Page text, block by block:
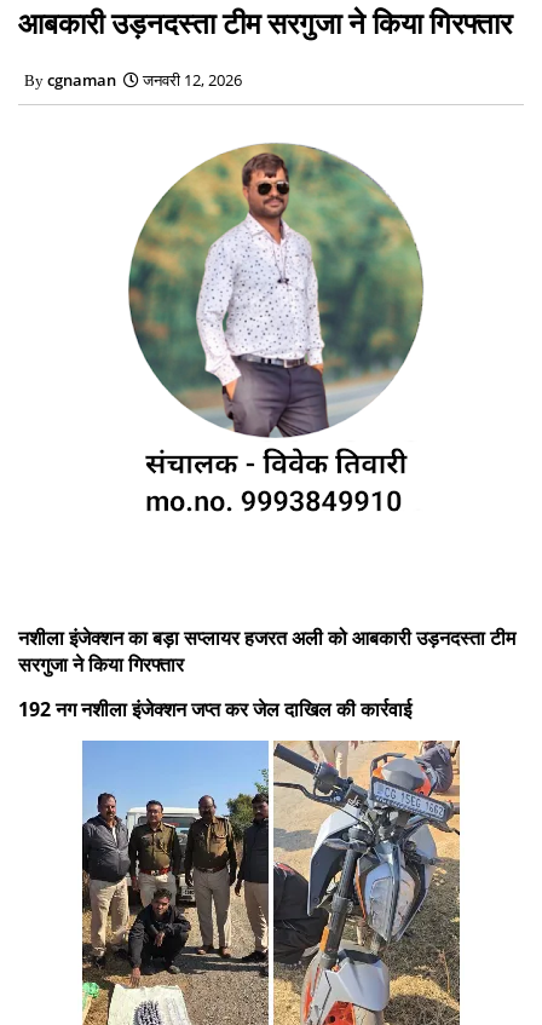
आबकारी उड़नदस्ता टीम सरगुजा ने किया गिरफ्तार
cgnaman जनवरी 12, 2026
नशीला इंजेक्शन का बड़ा सप्लायर हजरत अली को आबकारी उड़नदस्ता टीम
सरगुजा ने किया गिरफ्तार
192 नग नशीला इंजेक्शन जप्त कर जेल दाखिल की कार्रवाई